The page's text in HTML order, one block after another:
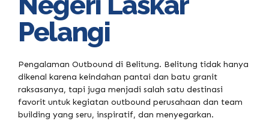
Pelangi
Pengalaman Outbound di Belitung. Belitung tidak hanya
dikenal karena keindahan pantai dan batu granit
raksasanya, tapi juga menjadi salah satu destinasi
favorit untuk kegiatan outbound perusahaan dan team
building yang seru, inspiratif, dan menyegarkan.